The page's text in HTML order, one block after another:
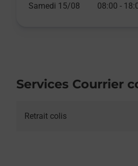
Samedi 15/08
08:00 -
Services Courrier
Retrait colis